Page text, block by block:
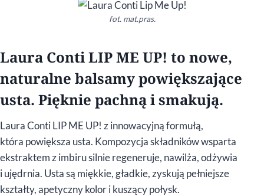
fot. mat.pras.
Laura Conti LIP ME UP! to nowe,
naturalne balsamy powiększające
usta. Pięknie pachną i smakują.
Laura Conti LIP ME UP! z innowacyjną formułą,
która powiększa usta. Kompozycja składników wsparta
ekstraktem z imbiru silnie regeneruje, nawilża, odżywia
i ujędrnia. Usta są miękkie, gładkie, zyskują pełniejsze
kształty, apetyczny kolor i kuszący połysk.